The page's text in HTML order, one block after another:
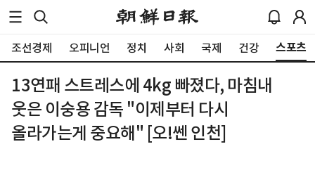
조선경제 오피니언 정치 사회 국제 건강 스포츠
13연패 스트레스에 4kg 빠졌다, 마침내
웃은 이숭용 감독 "이제부터 다시
올라가는게 중요해" [오!쎈 인천]